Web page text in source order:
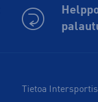
Tietoa